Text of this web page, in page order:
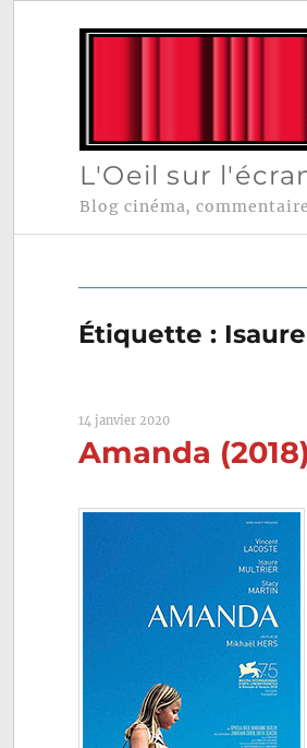
L'Oeil sur
Blog cinéma,
Étiquette :
14 janvier 2020
Amanda